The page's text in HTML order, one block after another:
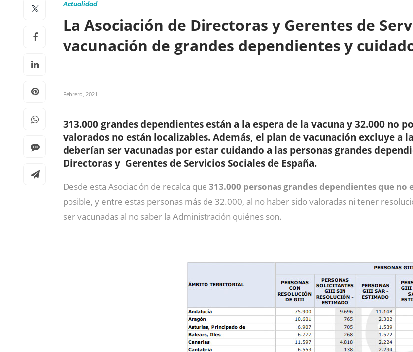
Actualidad
La Asociación de Directoras y Gerentes de
vacunación de grandes dependientes y
Febrero, 2021
313.000 grandes dependientes están a la espera de la vacuna y 32.000 no
valorados no están localizables. Además, el plan de vacunación excluye a
deberían ser vacunadas por estar cuidando a las personas grandes
Directoras y Gerentes de Servicios Sociales de España.
Desde esta Asociación de recalca que 313.000 personas grandes dependientes que
posible, y entre estas personas más de 32.000, al no haber sido valoradas ni tener
ser vacunadas al no saber la Administración quiénes son.